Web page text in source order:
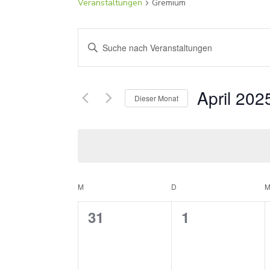
Veranstaltungen Gremium
Veranstaltungen
Suche
und
Ansichten,
Navigation
Bitte
Suche
Dieser Monat April
Kalender
von
Veranstaltungen
M D M
0
31
0
1